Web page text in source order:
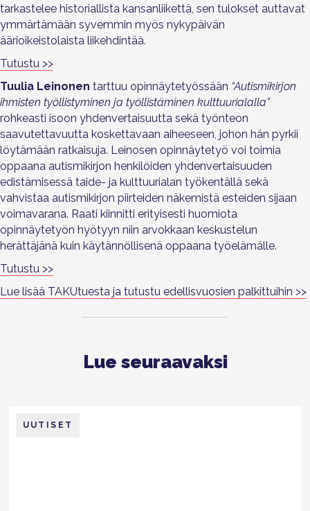
tarkastelee historiallista kansanliikettä, sen tulokset auttavat
ymmärtämään syvemmin myös nykypäivän
äärioikeistolaista liikehdintää.
Tutustu >>
Tuulia Leinonen tarttuu opinnäytetyössään “Autismikirjon
ihmisten työllistyminen ja työllistäminen kulttuurialalla”
rohkeasti isoon yhdenvertaisuutta sekä työnteon
saavutettavuutta koskettavaan aiheeseen, johon hän pyrkii
löytämään ratkaisuja. Leinosen opinnäytetyö voi toimia
oppaana autismikirjon henkilöiden yhdenvertaisuuden
edistämisessä taide- ja kulttuurialan työkentällä sekä
vahvistaa autismikirjon piirteiden näkemistä esteiden sijaan
voimavarana. Raati kiinnitti erityisesti huomiota
opinnäytetyön hyötyyn niin arvokkaan keskustelun
herättäjänä kuin käytännöllisenä oppaana työelämälle.
Tutustu >>
Lue lisää TAKUtuesta ja tutustu edellisvuosien palkittuihin >>
Lue seuraavaksi
UUTISET